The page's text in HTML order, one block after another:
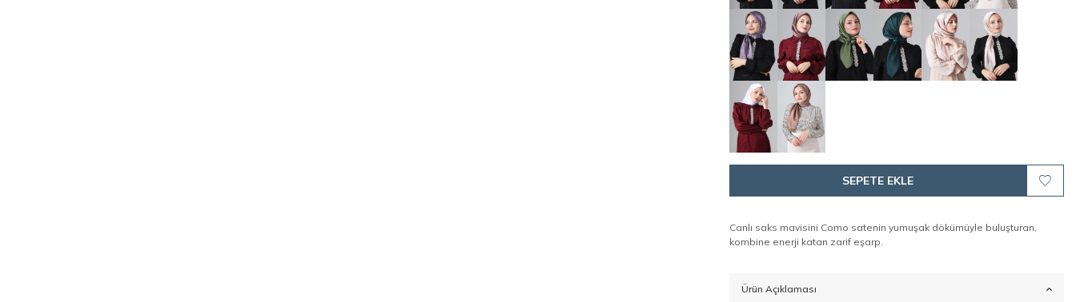
SEPETE EKLE
Canlı saks mavisini Como satenin yumuşak dökümüyle buluşturan,
kombine enerji katan zarif eşarp.
Ürün Açıklaması